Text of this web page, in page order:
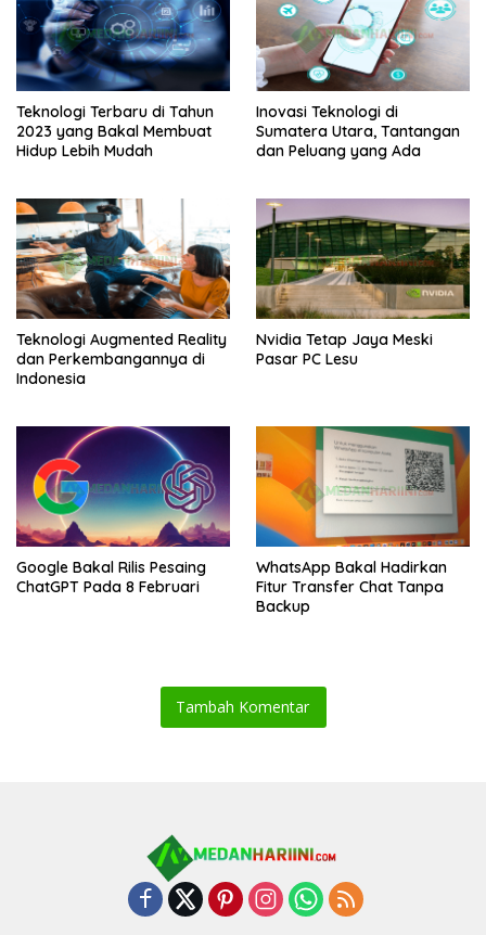
Teknologi Terbaru di Tahun
2023 yang Bakal Membuat
Hidup Lebih Mudah
Inovasi Teknologi di
Sumatera Utara, Tantangan
dan Peluang yang Ada
Teknologi Augmented Reality
dan Perkembangannya di
Indonesia
Nvidia Tetap Jaya Meski
Pasar PC Lesu
Google Bakal Rilis Pesaing
ChatGPT Pada 8 Februari
WhatsApp Bakal Hadirkan
Fitur Transfer Chat Tanpa
Backup
Tambah Komentar